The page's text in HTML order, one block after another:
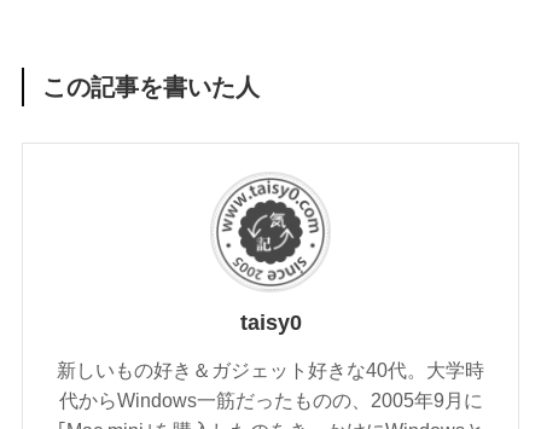
この記事を書いた人
taisy0
新しいもの好き＆ガジェット好きな40代。大学時
代からWindows一筋だったものの、2005年9月に